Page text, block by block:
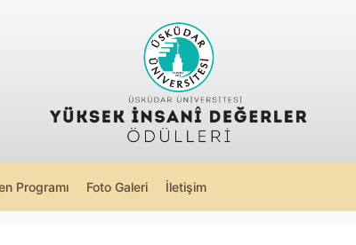
Programı Foto Galeri İletişim